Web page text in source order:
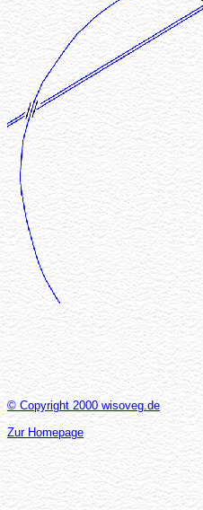
© Copyright 2000 wisoveg.de
Zur Homepage